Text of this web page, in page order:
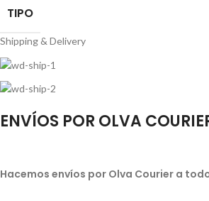
TIPO
Shipping & Delivery
ENVÍOS POR OLVA
Hacemos envíos por Olva Courier a